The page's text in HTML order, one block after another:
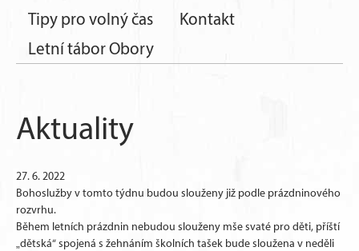
Tipy pro volný čas
Kontakt
Letní tábor Obory
Aktuality
27. 6. 2022
Bohoslužby v tomto týdnu budou slouženy již podle prázdninového
rozvrhu.
Během letních prázdnin nebudou slouženy mše svaté pro děti, příští
„dětská“ spojená s žehnáním školních tašek bude sloužena v neděli